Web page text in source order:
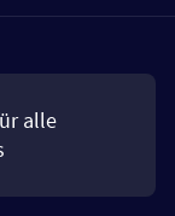
alle